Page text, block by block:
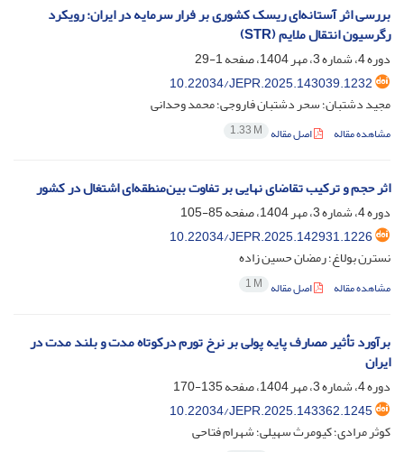
بررسی اثر آستانه‌ای ریسک کشوری بر فرار سرمایه در ایران: رویکرد
رگرسیون انتقال ملایم (STR)
دوره 4، شماره 3، مهر 1404، صفحه
1-29
10.22034/JEPR.2025.143039.1232
مجید دشتبان؛ سحر دشتبان فاروجی؛ محمد وحدانی
مشاهده مقاله اصل مقاله 1.33 M
اثر حجم و ترکیب تقاضای نهایی بر تفاوت بین‌منطقه‌ای اشتغال در کشور
دوره 4، شماره 3، مهر 1404، صفحه
85-105
10.22034/JEPR.2025.142931.1226
نسترن بولاغ؛ رمضان حسین زاده
مشاهده مقاله اصل مقاله 1 M
برآورد تأثیر مصارف پایه پولی بر نرخ تورم درکوتاه‌ مدت و بلند مدت در
ایران
دوره 4، شماره 3، مهر 1404، صفحه
135-170
10.22034/JEPR.2025.143362.1245
کوثر مرادی؛ کیومرث سهیلی؛ شهرام فتاحی